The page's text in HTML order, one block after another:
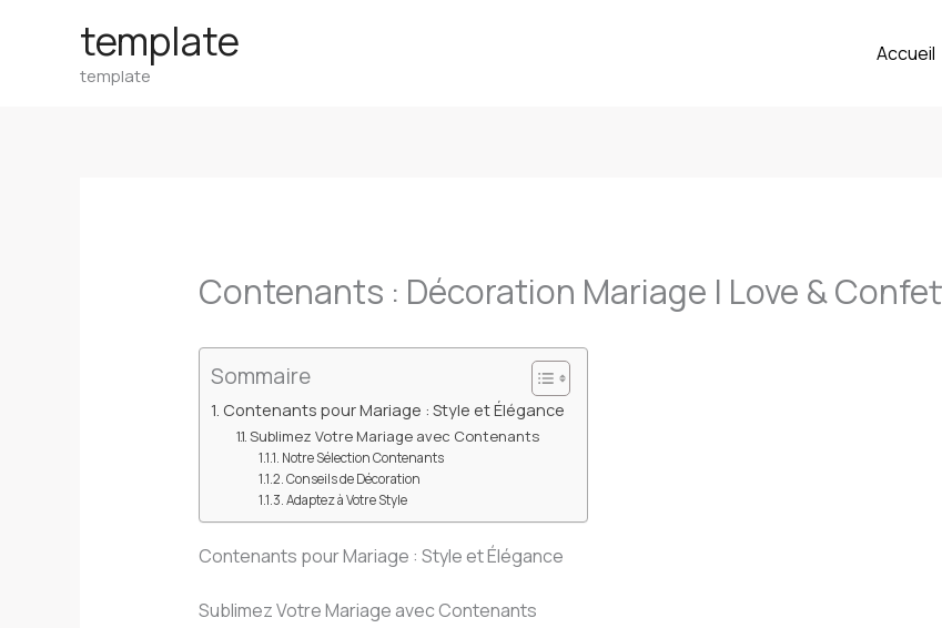
template
template
Accueil
Contenants : Décoration Mariage | Love &
Sommaire
Contenants pour Mariage : Style et Élégance
Sublimez Votre Mariage avec Contenants
Notre Sélection Contenants
Conseils de Décoration
Adaptez à Votre Style
Contenants pour Mariage : Style et Élégance
Sublimez Votre Mariage avec Contenants